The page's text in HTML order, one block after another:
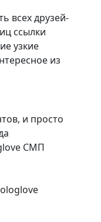
всех друзей-
ссылки
узкие
из
и просто
СМП